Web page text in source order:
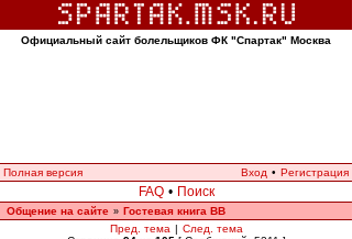
Официальный сайт болельщиков ФК "Спартак" Москва
Полная версия Вход • Регистрация
FAQ • Поиск
Общение на сайте » Гостевая книга ВВ
Пред. тема | След. тема